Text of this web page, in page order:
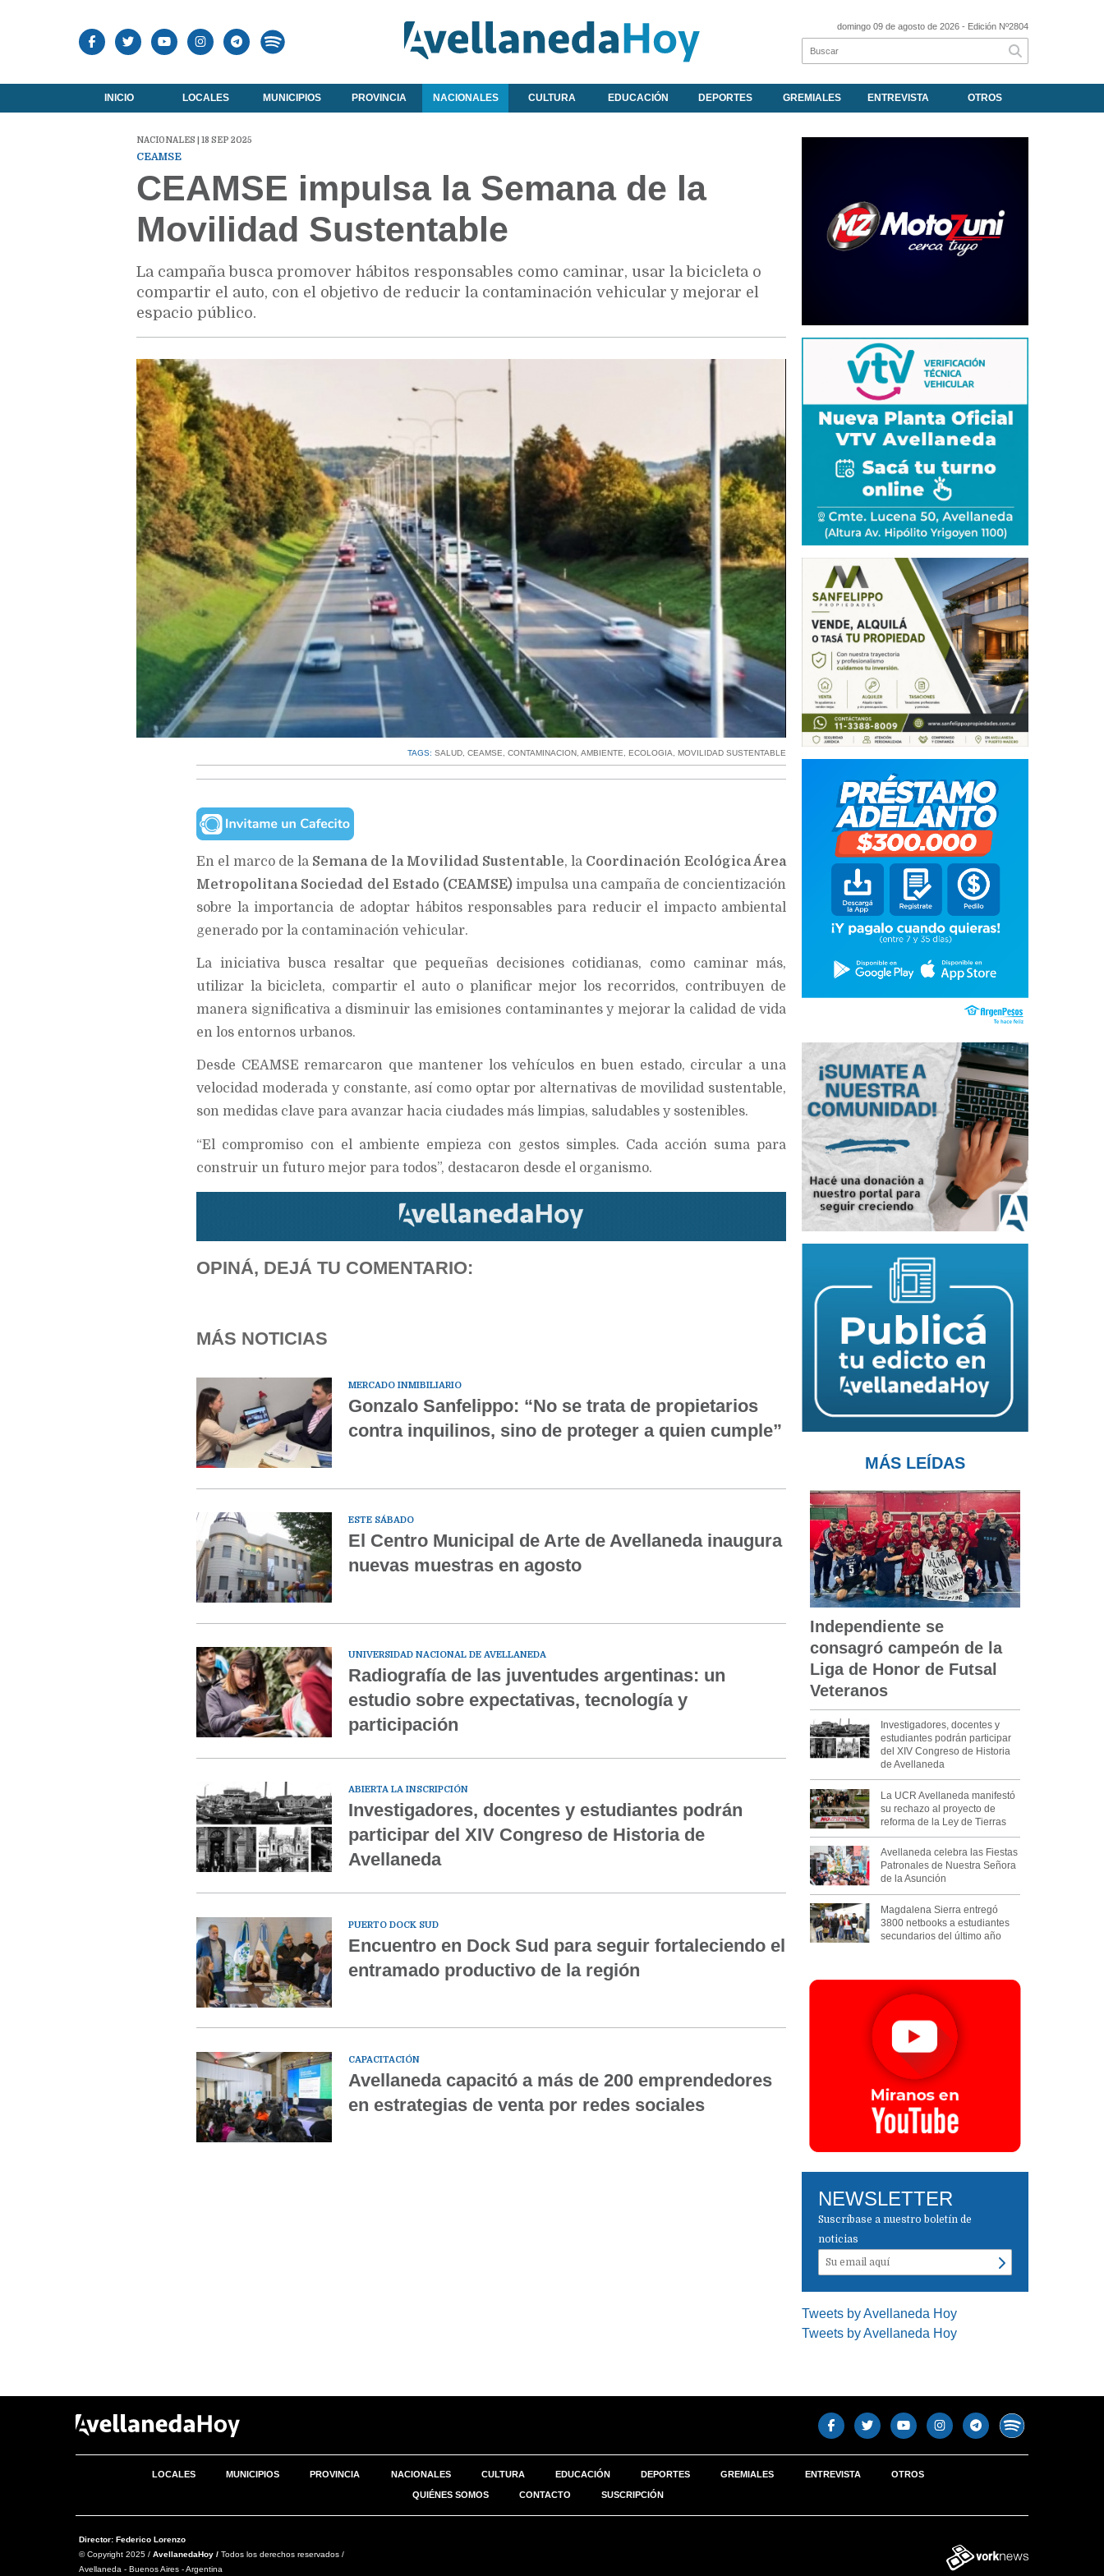
domingo 09 de agosto de 2026 - Edición Nº2804
INICIO LOCALES MUNICIPIOS PROVINCIA NACIONALES CULTURA EDUCACIÓN DEPORTES GREMIALES ENTREVISTA OTROS
NACIONALES | 18 SEP 2025
CEAMSE
CEAMSE impulsa la Semana de la
Movilidad Sustentable
La campaña busca promover hábitos responsables como caminar, usar la bicicleta o
compartir el auto, con el objetivo de reducir la contaminación vehicular y mejorar el
espacio público.
TAGS:SALUD ,CEAMSE ,CONTAMINACION ,AMBIENTE ,ECOLOGIA ,MOVILIDAD SUSTENTABLE
En el marco de la Semana de la Movilidad Sustentable, la Coordinación Ecológica Área
Metropolitana Sociedad del Estado (CEAMSE)impulsa una campaña de concientización
sobre la importancia de adoptar hábitos responsables para reducir el impacto ambiental
generado por la contaminación vehicular.
La iniciativa busca resaltar que pequeñas decisiones cotidianas, como caminar más,
utilizar la bicicleta, compartir el auto o planificar mejor los recorridos, contribuyen de
manera significativa a disminuir las emisiones contaminantes y mejorar la calidad de vida
en los entornos urbanos.
Desde CEAMSE remarcaron que mantener los vehículos en buen estado, circular a una
velocidad moderada y constante, así como optar por alternativas de movilidad sustentable,
son medidas clave para avanzar hacia ciudades más limpias, saludables y sostenibles.
“El compromiso con el ambiente empieza con gestos simples. Cada acción suma para
construir un futuro mejor para todos”, destacaron desde el organismo.
OPINÁ, DEJÁ TU COMENTARIO:
MÁS NOTICIAS
MERCADO INMIBILIARIO
Gonzalo Sanfelippo: “No se trata de propietarios
contra inquilinos, sino de proteger a quien cumple”
ESTE SÁBADO
El Centro Municipal de Arte de Avellaneda inaugura
nuevas muestras en agosto
UNIVERSIDAD NACIONAL DE AVELLANEDA
Radiografía de las juventudes argentinas: un
estudio sobre expectativas, tecnología y
participación
ABIERTA LA INSCRIPCIÓN
Investigadores, docentes y estudiantes podrán
participar del XIV Congreso de Historia de
Avellaneda
PUERTO DOCK SUD
Encuentro en Dock Sud para seguir fortaleciendo el
entramado productivo de la región
CAPACITACIÓN
Avellaneda capacitó a más de 200 emprendedores
en estrategias de venta por redes sociales
MÁS LEÍDAS
Independiente se
consagró campeón de la
Liga de Honor de Futsal
Veteranos
Investigadores, docentes y
estudiantes podrán participar
del XIV Congreso de Historia
de Avellaneda
La UCR Avellaneda manifestó
su rechazo al proyecto de
reforma de la Ley de Tierras
Avellaneda celebra las Fiestas
Patronales de Nuestra Señora
de la Asunción
Magdalena Sierra entregó
3800 netbooks a estudiantes
secundarios del último año
NEWSLETTER
Suscríbase a nuestro boletín de
noticias
Tweets by Avellaneda Hoy
Tweets by Avellaneda Hoy
LOCALES MUNICIPIOS PROVINCIA NACIONALES CULTURA EDUCACIÓN DEPORTES GREMIALES ENTREVISTA OTROS
QUIÉNES SOMOS CONTACTO SUSCRIPCIÓN
Director: Federico Lorenzo
© Copyright 2025 / AvellanedaHoy / Todos los derechos reservados /
Avellaneda - Buenos Aires - Argentina